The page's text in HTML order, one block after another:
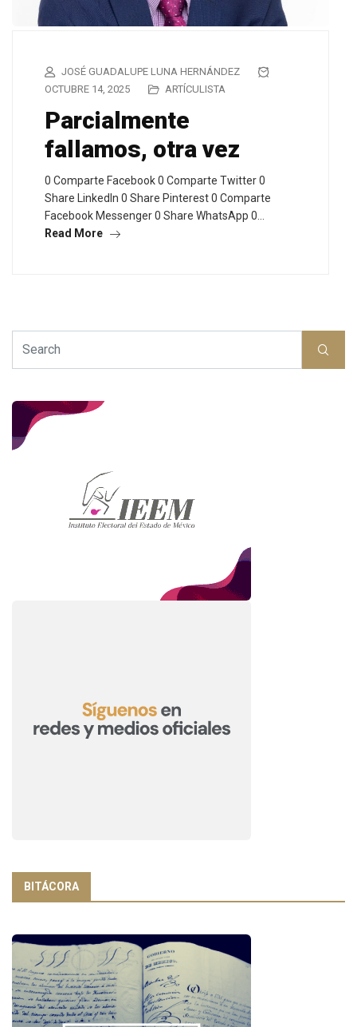
JOSÉ GUADALUPE LUNA HERNÁNDEZ
OCTUBRE 14, 2025
ARTÍCULISTA
Parcialmente
fallamos, otra vez
0 Comparte Facebook 0 Comparte Twitter 0
Share LinkedIn 0 Share Pinterest 0 Comparte
Facebook Messenger 0 Share WhatsApp 0…
Read More
BITÁCORA